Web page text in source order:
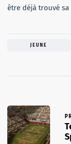
être déjà trouvé
JEUNE